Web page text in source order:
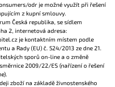
odr je možné využít při řešení
z kupní smlouvy.
Česká republika, se sídlem
2, internetová adresa:
je kontaktním místem podle
a Rady (EU) č. 524/2013 ze dne 21.
sporů on-line a o změně
2009/22/ES (nařízení o řešení
zboží na základě živnostenského